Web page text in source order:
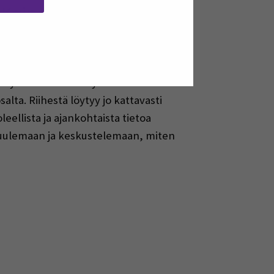
osallistujia
liiketoiminnan
Riihestä löytyy jo kattavasti
ja ajankohtaista tietoa
ja keskustelemaan, miten